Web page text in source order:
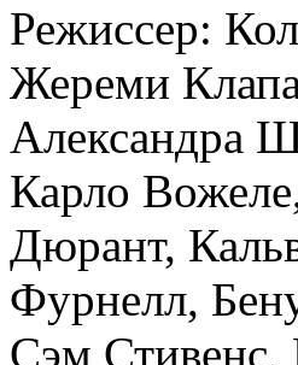
Режиссер:
Жереми
Александра
Карло Вожеле
Дюрант,
Фурнелл,
Сэм Стивенс,